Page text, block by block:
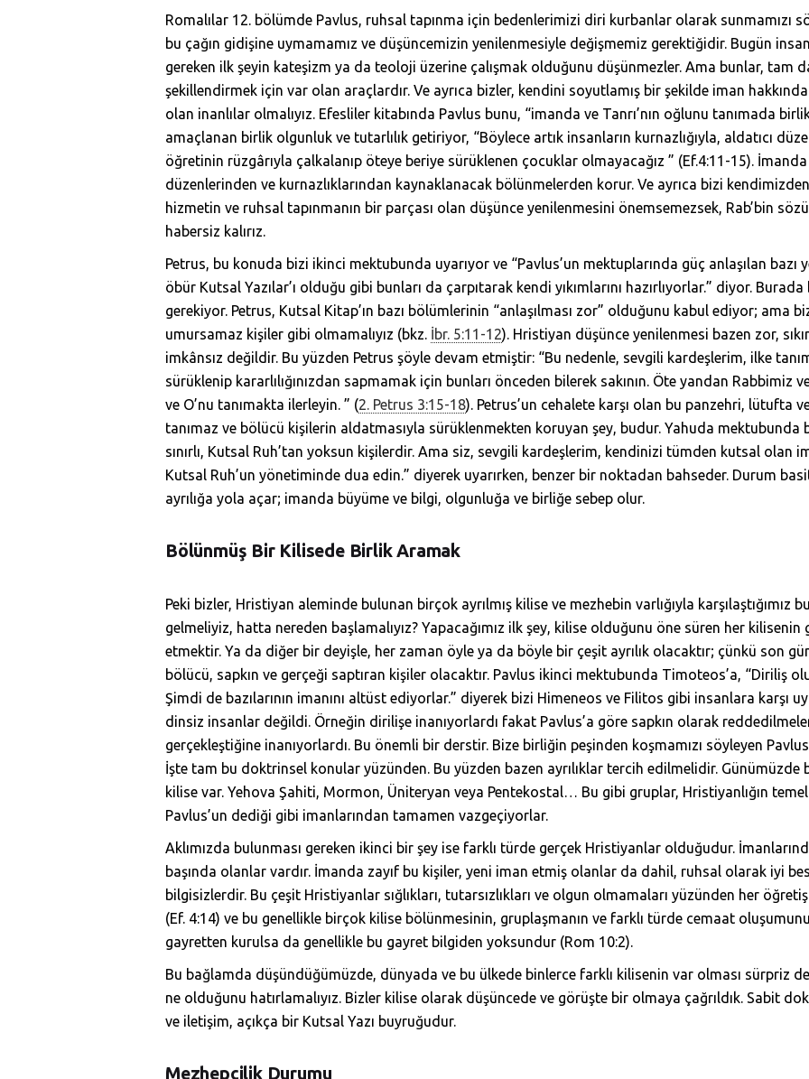
Romalılar 12. bölümde Pavlus, ruhsal tapınma için bedenlerimizi diri kurbanlar olarak sunmamızı
bu çağın gidişine uymamamız ve düşüncemizin yenilenmesiyle değişmemiz gerektiğidir. Bugün
gereken ilk şeyin kateşizm ya da teoloji üzerine çalışmak olduğunu düşünmezler. Ama bunlar, tam
şekillendirmek için var olan araçlardır. Ve ayrıca bizler, kendini soyutlamış bir şekilde iman
olan inanlılar olmalıyız. Efesliler kitabında Pavlus bunu, “imanda ve Tanrı’nın oğlunu tanımada
amaçlanan birlik olgunluk ve tutarlılık getiriyor, “Böylece artık insanların kurnazlığıyla, aldatıcı
öğretinin rüzgârıyla çalkalanıp öteye beriye sürüklenen çocuklar olmayacağız ” (Ef.4:11-15).
düzenlerinden ve kurnazlıklarından kaynaklanacak bölünmelerden korur. Ve ayrıca bizi
hizmetin ve ruhsal tapınmanın bir parçası olan düşünce yenilenmesini önemsemezsek, Rab’bin
habersiz kalırız.
Petrus, bu konuda bizi ikinci mektubunda uyarıyor ve “Pavlus’un mektuplarında güç anlaşılan bazı
öbür Kutsal Yazılar’ı olduğu gibi bunları da çarpıtarak kendi yıkımlarını hazırlıyorlar.” diyor.
gerekiyor. Petrus, Kutsal Kitap’ın bazı bölümlerinin “anlaşılması zor” olduğunu kabul ediyor; ama
umursamaz kişiler gibi olmamalıyız (bkz. İbr. 5:11-12). Hristiyan düşünce yenilenmesi bazen zor,
imkânsız değildir. Bu yüzden Petrus şöyle devam etmiştir: “Bu nedenle, sevgili kardeşlerim, ilke
sürüklenip kararlılığınızdan sapmamak için bunları önceden bilerek sakının. Öte yandan Rabbimiz
ve O’nu tanımakta ilerleyin. ” (2. Petrus 3:15-18). Petrus’un cehalete karşı olan bu panzehri, lütufta
tanımaz ve bölücü kişilerin aldatmasıyla sürüklenmekten koruyan şey, budur. Yahuda mektubunda
sınırlı, Kutsal Ruh’tan yoksun kişilerdir. Ama siz, sevgili kardeşlerim, kendinizi tümden kutsal olan
Kutsal Ruh’un yönetiminde dua edin.” diyerek uyarırken, benzer bir noktadan bahseder. Durum
ayrılığa yola açar; imanda büyüme ve bilgi, olgunluğa ve birliğe sebep olur.
Bölünmüş Bir Kilisede Birlik Aramak
Peki bizler, Hristiyan aleminde bulunan birçok ayrılmış kilise ve mezhebin varlığıyla karşılaştığımız
gelmeliyiz, hatta nereden başlamalıyız? Yapacağımız ilk şey, kilise olduğunu öne süren her kilisenin
etmektir. Ya da diğer bir deyişle, her zaman öyle ya da böyle bir çeşit ayrılık olacaktır; çünkü son
bölücü, sapkın ve gerçeği saptıran kişiler olacaktır. Pavlus ikinci mektubunda Timoteos’a, “Diriliş
Şimdi de bazılarının imanını altüst ediyorlar.” diyerek bizi Himeneos ve Filitos gibi insanlara karşı
dinsiz insanlar değildi. Örneğin dirilişe inanıyorlardı fakat Pavlus’a göre sapkın olarak
gerçekleştiğine inanıyorlardı. Bu önemli bir derstir. Bize birliğin peşinden koşmamızı söyleyen
İşte tam bu doktrinsel konular yüzünden. Bu yüzden bazen ayrılıklar tercih edilmelidir.
kilise var. Yehova Şahiti, Mormon, Üniteryan veya Pentekostal… Bu gibi gruplar, Hristiyanlığın
Pavlus’un dediği gibi imanlarından tamamen vazgeçiyorlar.
Aklımızda bulunması gereken ikinci bir şey ise farklı türde gerçek Hristiyanlar olduğudur.
başında olanlar vardır. İmanda zayıf bu kişiler, yeni iman etmiş olanlar da dahil, ruhsal olarak iyi
bilgisizlerdir. Bu çeşit Hristiyanlar sığlıkları, tutarsızlıkları ve olgun olmamaları yüzünden her
(Ef. 4:14) ve bu genellikle birçok kilise bölünmesinin, gruplaşmanın ve farklı türde cemaat
gayretten kurulsa da genellikle bu gayret bilgiden yoksundur (Rom 10:2).
Bu bağlamda düşündüğümüzde, dünyada ve bu ülkede binlerce farklı kilisenin var olması sürpriz
ne olduğunu hatırlamalıyız. Bizler kilise olarak düşüncede ve görüşte bir olmaya çağrıldık. Sabit
ve iletişim, açıkça bir Kutsal Yazı buyruğudur.
Mezhepçilik Durumu